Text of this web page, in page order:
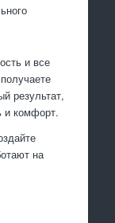
и все
результат,
и комфорт.
на